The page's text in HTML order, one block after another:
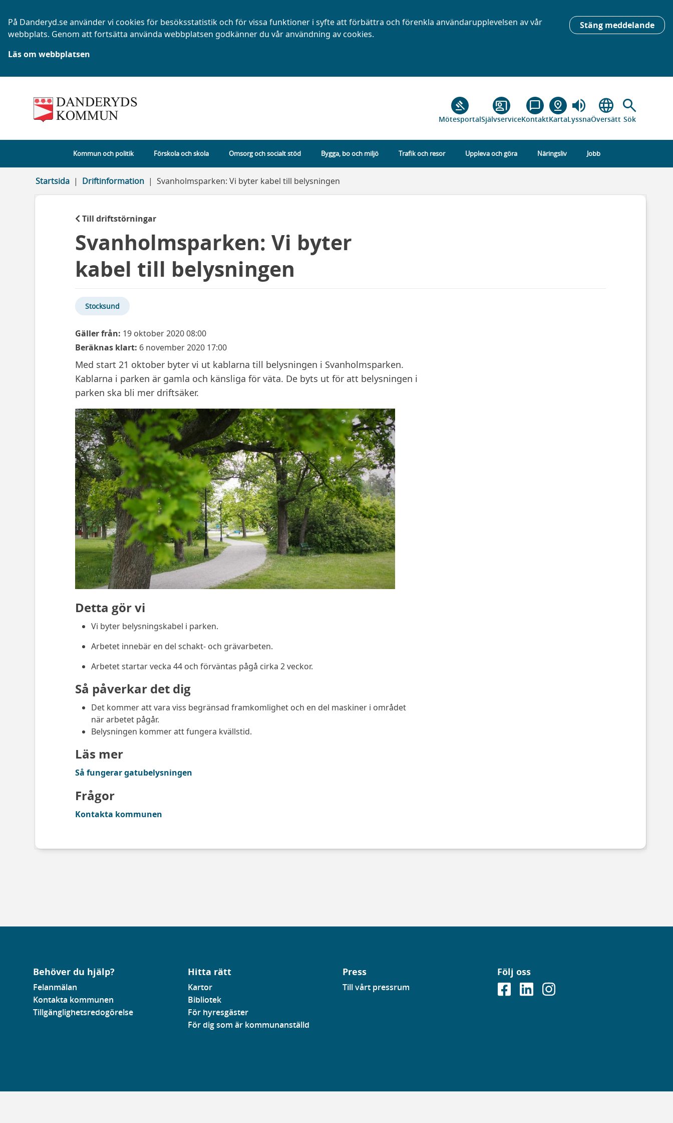
Stäng meddelande
På Danderyd.se använder vi cookies för besöksstatistik och för vissa funktioner i syfte att förbättra och förenkla användarupplevelsen av vår
webbplats. Genom att fortsätta använda webbplatsen godkänner du vår användning av cookies.
Läs om webbplatsen
gavel
Mötesportal
co_present
Självservice
chat_bubble_outline
Kontakt
pin_drop
Karta
volume_up
Lyssna
language
Översätt
search
Sök
Kommun och politik Förskola och skola Omsorg och socialt stöd Bygga, bo och miljö Trafik och resor Uppleva och göra Näringsliv Jobb
Startsida Driftinformation Svanholmsparken: Vi byter kabel till belysningen
Till driftstörningar
Svanholmsparken: Vi byter
kabel till belysningen
Stocksund
Gäller från: 19 oktober 2020 08:00
Beräknas klart: 6 november 2020 17:00
Med start 21 oktober byter vi ut kablarna till belysningen i Svanholmsparken.
Kablarna i parken är gamla och känsliga för väta. De byts ut för att belysningen i
parken ska bli mer driftsäker.
Detta gör vi
Vi byter belysningskabel i parken.
Arbetet innebär en del schakt- och grävarbeten.
Arbetet startar vecka 44 och förväntas pågå cirka 2 veckor.
Så påverkar det dig
Det kommer att vara viss begränsad framkomlighet och en del maskiner i området
när arbetet pågår.
Belysningen kommer att fungera kvällstid.
Läs mer
Så fungerar gatubelysningen
Frågor
Kontakta kommunen
Behöver du hjälp?
Felanmälan
Kontakta kommunen
Tillgänglighetsredogörelse
Hitta rätt
Kartor
Bibliotek
För hyresgäster
För dig som är kommunanställd
Press
Till vårt pressrum
Följ oss